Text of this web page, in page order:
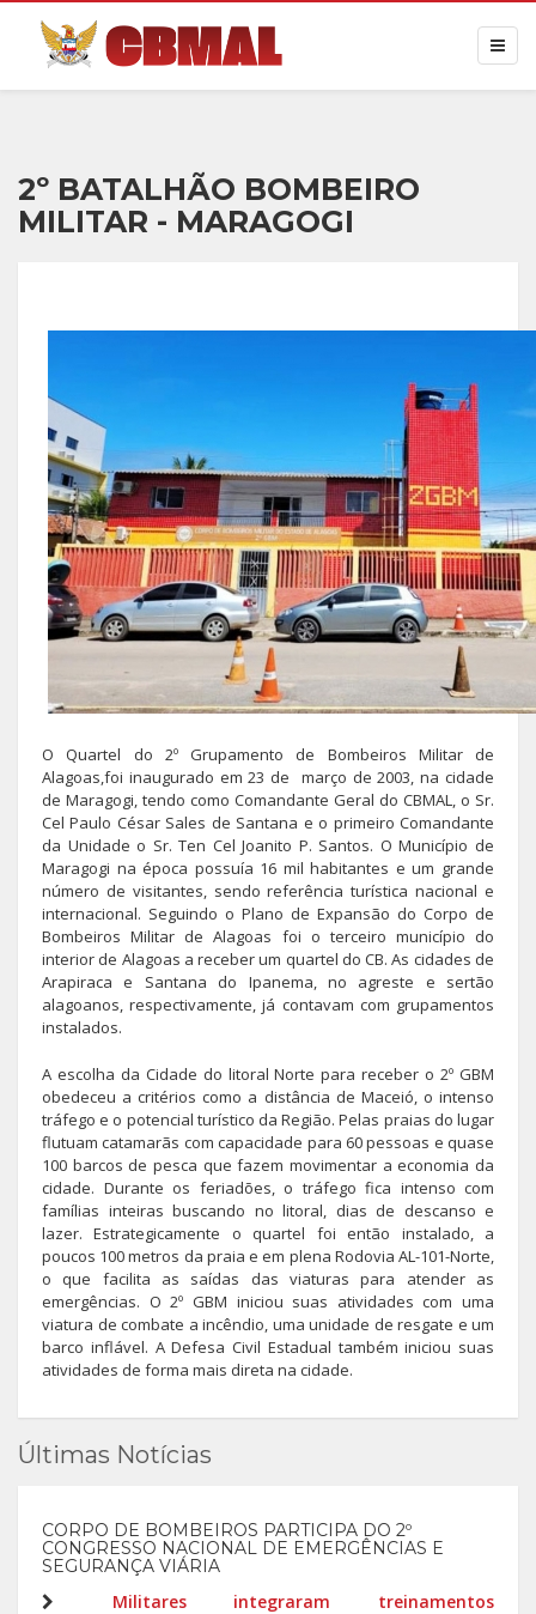
2º BATALHÃO BOMBEIRO
MILITAR - MARAGOGI
O Quartel do 2º Grupamento de Bombeiros Militar de
Alagoas,foi inaugurado em 23 de março de 2003, na cidade
de Maragogi, tendo como Comandante Geral do CBMAL, o Sr.
Cel Paulo César Sales de Santana e o primeiro Comandante
da Unidade o Sr. Ten Cel Joanito P. Santos. O Município de
Maragogi na época possuía 16 mil habitantes e um grande
número de visitantes, sendo referência turística nacional e
internacional. Seguindo o Plano de Expansão do Corpo de
Bombeiros Militar de Alagoas foi o terceiro município do
interior de Alagoas a receber um quartel do CB. As cidades de
Arapiraca e Santana do Ipanema, no agreste e sertão
alagoanos, respectivamente, já contavam com grupamentos
instalados.
A escolha da Cidade do litoral Norte para receber o 2º GBM
obedeceu a critérios como a distância de Maceió, o intenso
tráfego e o potencial turístico da Região. Pelas praias do lugar
flutuam catamarãs com capacidade para 60 pessoas e quase
100 barcos de pesca que fazem movimentar a economia da
cidade. Durante os feriadões, o tráfego fica intenso com
famílias inteiras buscando no litoral, dias de descanso e
lazer. Estrategicamente o quartel foi então instalado, a
poucos 100 metros da praia e em plena Rodovia AL-101-Norte,
o que facilita as saídas das viaturas para atender as
emergências. O 2º GBM iniciou suas atividades com uma
viatura de combate a incêndio, uma unidade de resgate e um
barco inflável. A Defesa Civil Estadual também iniciou suas
atividades de forma mais direta na cidade.
Últimas Notícias
CORPO DE BOMBEIROS PARTICIPA DO 2º
CONGRESSO NACIONAL DE EMERGÊNCIAS E
SEGURANÇA VIÁRIA
Militares integraram treinamentos